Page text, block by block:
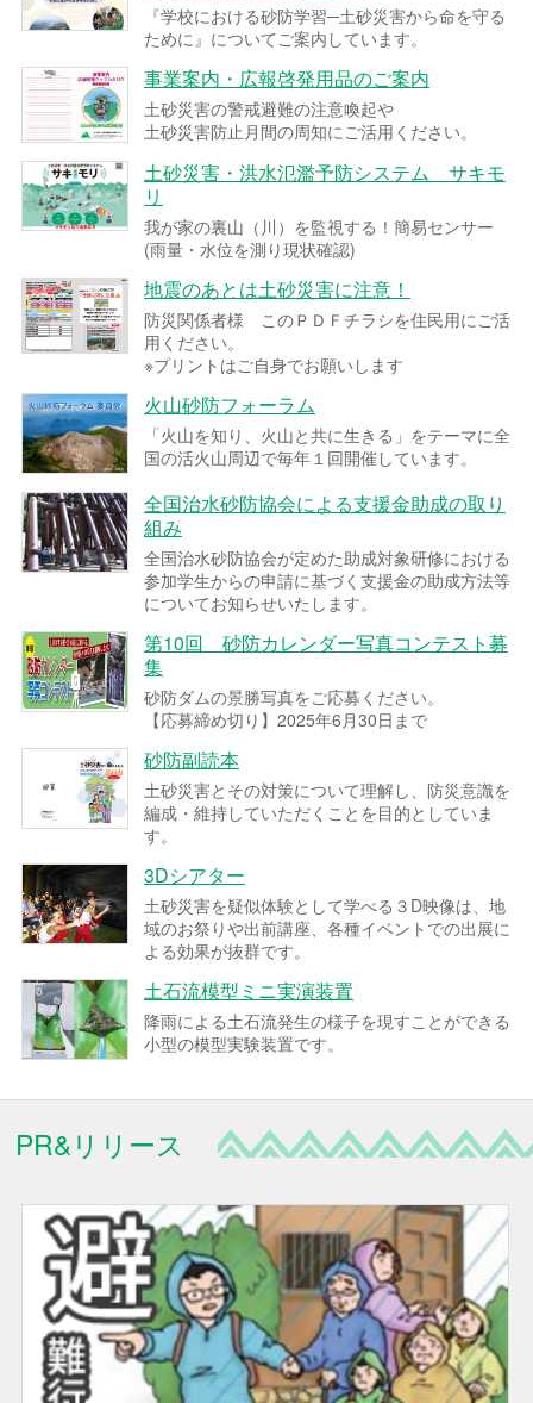
『学校における砂防学習─土砂災害から命を守る
ために』についてご案内しています。
事業案内・広報啓発用品のご案内
土砂災害の警戒避難の注意喚起や
土砂災害防止月間の周知にご活用ください。
土砂災害・洪水氾濫予防システム サキモ
リ
我が家の裏山（川）を監視する！簡易センサー
(雨量・水位を測り現状確認)
地震のあとは土砂災害に注意！
防災関係者様 このＰＤＦチラシを住民用にご活
用ください。
※プリントはご自身でお願いします
火山砂防フォーラム
「火山を知り、火山と共に生きる」をテーマに全
国の活火山周辺で毎年１回開催しています。
全国治水砂防協会による支援金助成の取り
組み
全国治水砂防協会が定めた助成対象研修における
参加学生からの申請に基づく支援金の助成方法等
についてお知らせいたします。
第10回 砂防カレンダー写真コンテスト募
集
砂防ダムの景勝写真をご応募ください。
【応募締め切り】2025年6月30日まで
砂防副読本
土砂災害とその対策について理解し、防災意識を
編成・維持していただくことを目的としていま
す。
3Dシアター
土砂災害を疑似体験として学べる３D映像は、地
域のお祭りや出前講座、各種イベントでの出展に
よる効果が抜群です。
土石流模型ミニ実演装置
降雨による土石流発生の様子を現すことができる
小型の模型実験装置です。
PR&リリース